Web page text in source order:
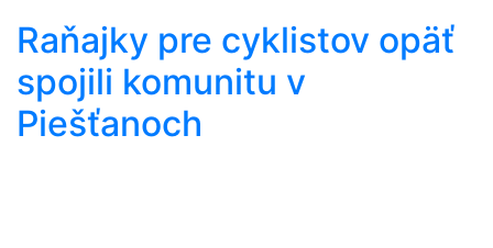
Raňajky pre cyklistov opäť
spojili komunitu v
Piešťanoch